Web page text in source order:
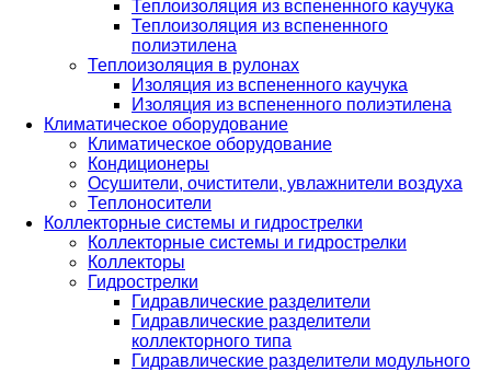
Теплоизоляция из вспененного каучука
Теплоизоляция из вспененного
полиэтилена
Теплоизоляция в рулонах
Изоляция из вспененного каучука
Изоляция из вспененного полиэтилена
Климатическое оборудование
Климатическое оборудование
Кондиционеры
Осушители, очистители, увлажнители воздуха
Теплоносители
Коллекторные системы и гидрострелки
Коллекторные системы и гидрострелки
Коллекторы
Гидрострелки
Гидравлические разделители
Гидравлические разделители
коллекторного типа
Гидравлические разделители модульного